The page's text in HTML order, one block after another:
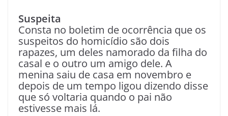
Suspeita
Consta no boletim de ocorrência que os
suspeitos do homicídio são dois
rapazes, um deles namorado da filha do
casal e o outro um amigo dele. A
menina saiu de casa em novembro e
depois de um tempo ligou dizendo disse
que só voltaria quando o pai não
estivesse mais lá.